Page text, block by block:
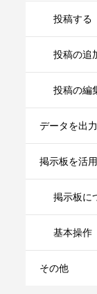
投稿する
投稿の追
投稿の編
データを出
掲示板を活
掲示板に
基本操作
その他